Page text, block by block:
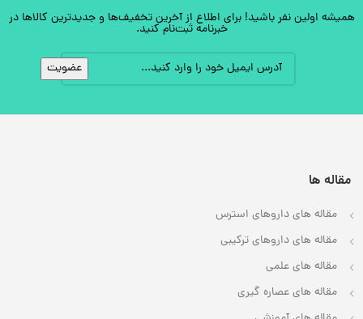
همیشه اولین نفر باشید! برای اطلاع از آخرین تخفیف‌ها و جدیدترین کالاها در
خبرنامه ثبت‌نام کنید.
مقاله ها
مقاله های داروهای استرس
مقاله های داروهای ترکیبی
مقاله های علمی
مقاله های عصاره گیری